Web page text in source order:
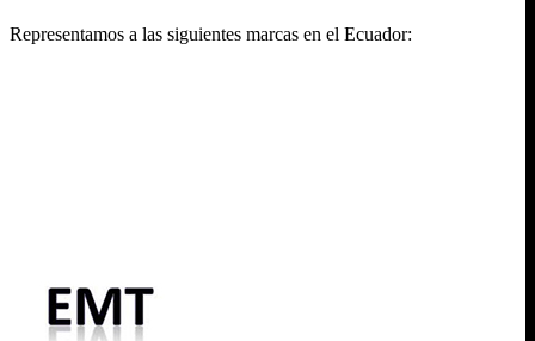
Representamos a las siguientes marcas en el Ecuador: